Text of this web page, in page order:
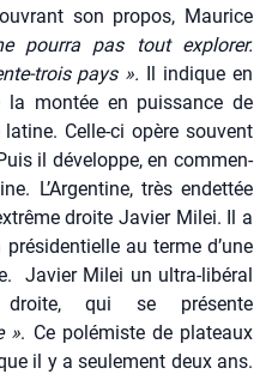
son pro­pos, Mau­rice
pour­ra pas tout explo­rer.
trois pays ». Il indique en
la mon­tée en puis­sance de
Celle-ci opère sou­vent
il déve­loppe, en com­men­
L’Argentine, très endet­tée
droite Javier Milei. Il a
au terme d’une
Javier Milei un ultra-libé­ral
droite, qui se pré­sente
». Ce polé­miste de pla­teaux
il y a seule­ment deux ans.